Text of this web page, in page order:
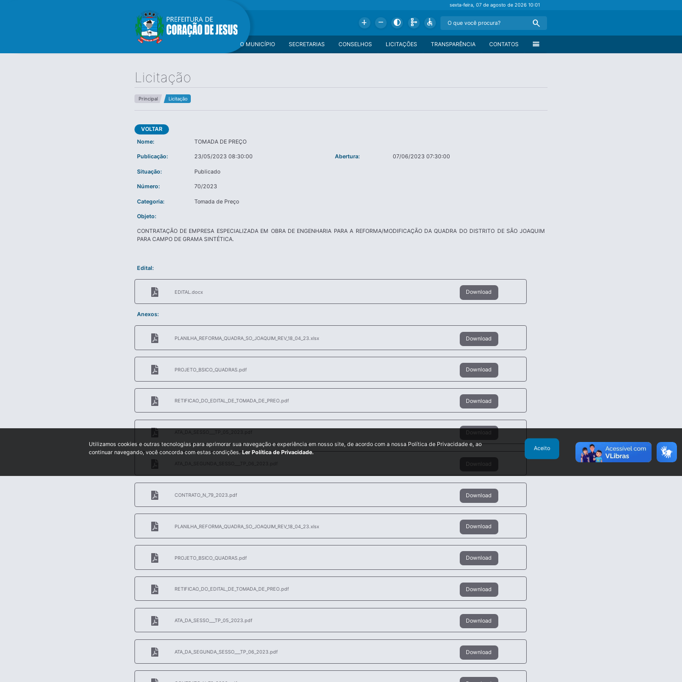
sexta-feira, 07 de agosto de 202610:01
Add Remove Contrast Schema Accessible Search
menu
CONTATOS
TRANSPARÊNCIA
LICITAÇÕES
CONSELHOS
SECRETARIAS
O MUNICÍPIO
Licitação
Principal Licitação
VOLTAR
Nome:
TOMADA DE PREÇO
Publicação: 23/05/2023 08:30:00 Abertura: 07/06/2023 07:30:00
Situação: Publicado
Número: 70/2023
Categoria: Tomada de Preço
Objeto:
CONTRATAÇÃO DE EMPRESA ESPECIALIZADA EM OBRA DE ENGENHARIA PARA A REFORMA/MODIFICAÇÃO DA QUADRA DO DISTRITO DE SÃO JOAQUIM
PARA CAMPO DE GRAMA SINTÉTICA.
Edital:
EDITAL.docx Download
Anexos:
PLANILHA_REFORMA_QUADRA_SO_JOAQUIM_REV_18_04_23.xlsx Download
PROJETO_BSICO_QUADRAS.pdf Download
RETIFICAO_DO_EDITAL_DE_TOMADA_DE_PREO.pdf Download
ATA_DA_SESSO___TP_05_2023.pdf Download
ATA_DA_SEGUNDA_SESSO___TP_06_2023.pdf Download
CONTRATO_N_79_2023.pdf Download
PLANILHA_REFORMA_QUADRA_SO_JOAQUIM_REV_18_04_23.xlsx Download
PROJETO_BSICO_QUADRAS.pdf Download
RETIFICAO_DO_EDITAL_DE_TOMADA_DE_PREO.pdf Download
ATA_DA_SESSO___TP_05_2023.pdf Download
ATA_DA_SEGUNDA_SESSO___TP_06_2023.pdf Download
Utilizamos cookies e outras tecnologias para aprimorar sua navegação e experiência em nosso site, de acordo com a nossa Política de Privacidade e, ao
continuar navegando, você concorda com estas condições.Ler Política de Privacidade.
Aceito